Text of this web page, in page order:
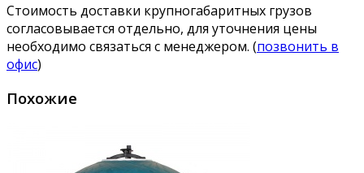
Стоимость доставки крупногабаритных грузов
согласовывается отдельно, для уточнения цены
необходимо связаться с менеджером. (позвонить в
офис)
Похожие